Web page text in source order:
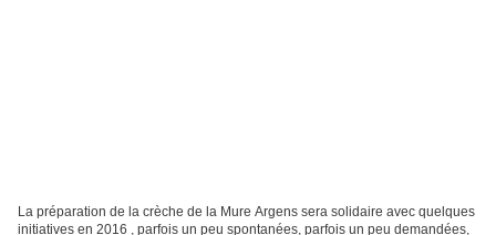
La préparation de la crèche de la Mure Argens sera solidaire avec quelques
initiatives en 2016 , parfois un peu spontanées, parfois un peu demandées,